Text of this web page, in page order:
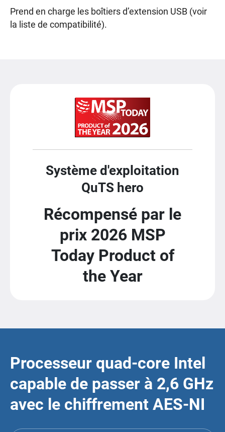
Prend en charge les boîtiers d’extension USB (voir
la liste de compatibilité).
Système d'exploitation
QuTS hero
Récompensé par le
prix 2026 MSP
Today Product of
the Year
Processeur quad-core Intel
capable de passer à 2,6 GHz
avec le chiffrement AES-NI